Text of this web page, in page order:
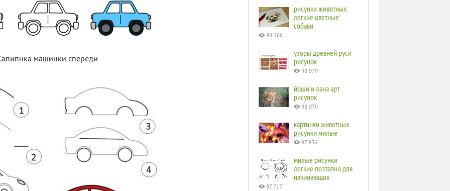
машинки спереди
рисунки животных
легкие цветные
собаки
98 266
узоры древней руси
рисунок
98 079
йоши и лана арт
рисунок
98 070
картинки животных
рисунки милые
97 956
милые рисунки
легкие поэтапно для
начинающих
97 717